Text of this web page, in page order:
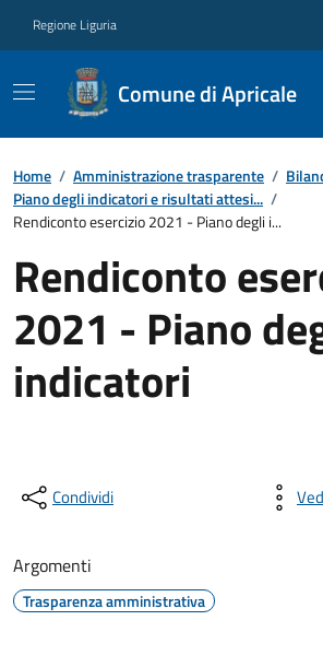
Regione Liguria
Comune di Apricale
Home / Amministrazione trasparente /
Piano degli indicatori e risultati attesi... /
Rendiconto esercizio 2021 - Piano degli i...
Rendiconto
2021 - Piano
indicatori
Condividi
Argomenti
Trasparenza amministrativa